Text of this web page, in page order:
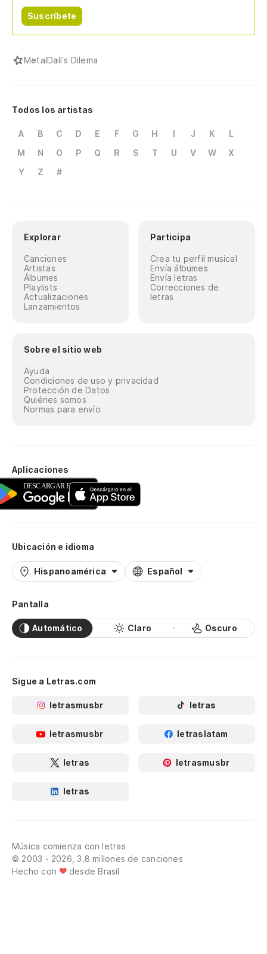
Suscríbete
MetalDali's Dilema
Todos los artistas
A B C D E F G H I J K
L
M
N O P Q R S T U V W
X
Y
Z #
Explorar
Canciones
Artistas
Álbumes
Playlists
Actualizaciones
Lanzamientos
Participa
Crea tu perfil musical
Envía álbumes
Envía letras
Correcciones de
letras
Sobre el sitio web
Ayuda
Condiciones de uso y privacidad
Protección de Datos
Quiénes somos
Normas para envío
Aplicaciones
Ubicación e idioma
Hispanoamérica Español
Pantalla
Automático Claro Oscuro
Sigue a Letras.com
letrasmusbr letras
letrasmusbr letraslatam
letras letrasmusbr
letras
Música comienza con letras
© 2003 - 2026, 3.8 millones de canciones
Hecho con
desde Brasil